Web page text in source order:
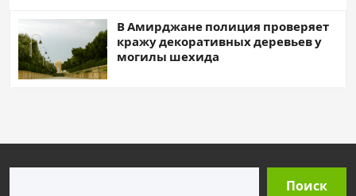
В Амирджане полиция проверяет
кражу декоративных деревьев у
могилы шехида
Поиск